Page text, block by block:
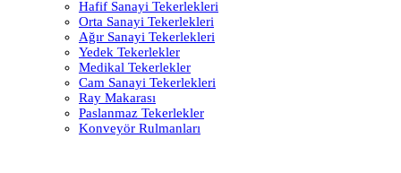
Hafif Sanayi Tekerlekleri
Orta Sanayi Tekerlekleri
Ağır Sanayi Tekerlekleri
Yedek Tekerlekler
Medikal Tekerlekler
Cam Sanayi Tekerlekleri
Ray Makarası
Paslanmaz Tekerlekler
Konveyör Rulmanları